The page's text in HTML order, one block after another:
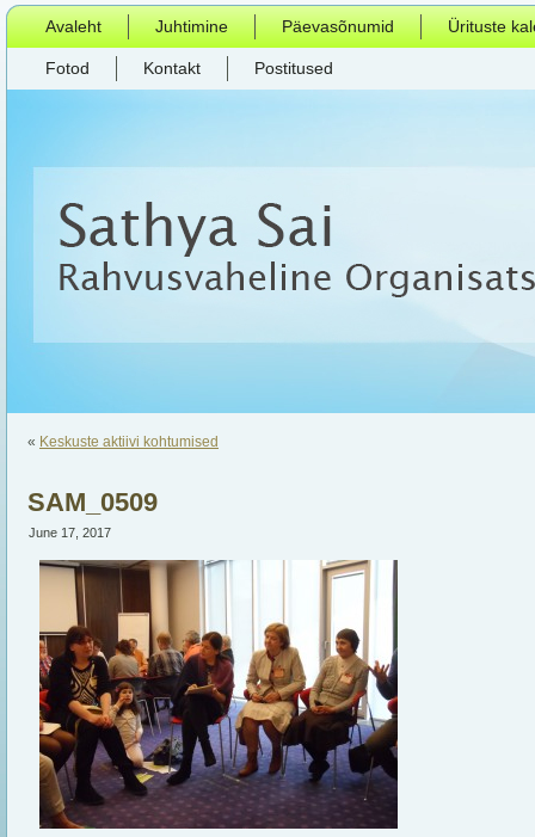
Avaleht Juhtimine Päevasõnumid Ürituste
Fotod Kontakt Postitused
« Keskuste aktiivi kohtumised
SAM_0509
June 17, 2017